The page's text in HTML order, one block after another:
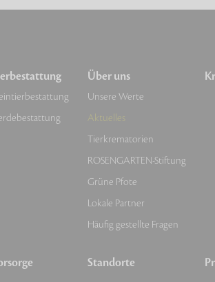
Über uns
Unsere Werte
Aktuelles
Tierkrematorien
ROSENGARTEN-Stiftung
Grüne Pfote
Lokale Partner
Häufig gestellte Fragen
Standorte